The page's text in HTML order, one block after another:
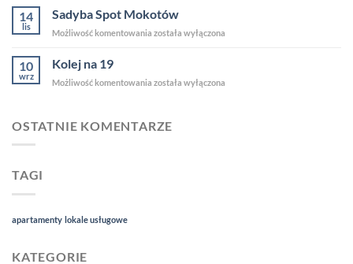
2024
14
lis
Sadyba Spot Mokotów
Możliwość komentowania Sadyba
została wyłączona
10
wrz
Kolej na 19
Możliwość komentowania Kolej
została wyłączona
OSTATNIE KOMENTARZE
TAGI
apartamenty lokale usługowe
KATEGORIE